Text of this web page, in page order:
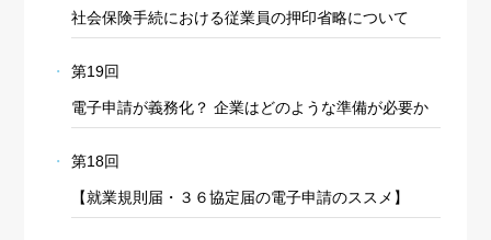
社会保険手続における従業員の押印省略について
第19回
電子申請が義務化？ 企業はどのような準備が必要か
第18回
【就業規則届・３６協定届の電子申請のススメ】